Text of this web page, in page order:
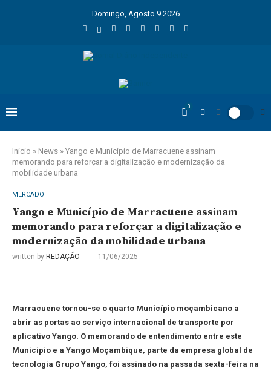
Domingo, Agosto 9 2026
0
Início » News » Yango e Município de Marracuene assinam
memorando para reforçar a digitalização e modernização da
mobilidade urbana
MERCADO
Yango e Município de Marracuene assinam
memorando para reforçar a digitalização e
modernização da mobilidade urbana
written by REDAÇÃO 11/06/2025
Marracuene tornou-se o quarto Município moçambicano a
abrir as portas ao serviço internacional de transporte por
aplicativo Yango. O memorando de entendimento entre este
Município e a Yango Moçambique, parte da empresa global de
tecnologia Grupo Yango, foi assinado na passada sexta-feira na